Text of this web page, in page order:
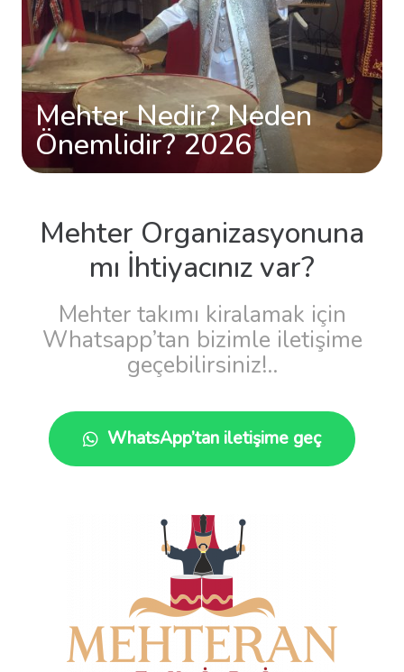
Mehter Nedir? Neden
Önemlidir? 2026
Mehter Organizasyonuna
mı İhtiyacınız var?
Mehter takımı kiralamak için
Whatsapp’tan bizimle iletişime
geçebilirsiniz!..
WhatsApp’tan iletişime geç